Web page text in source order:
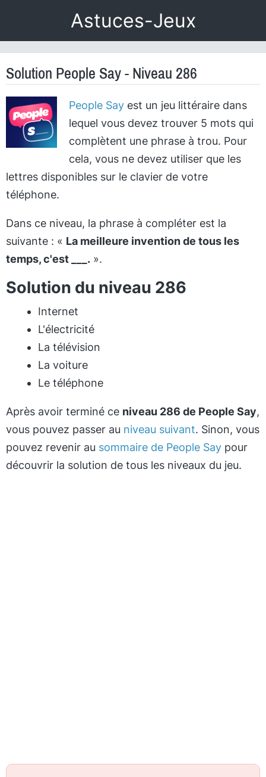
Astuces-Jeux
Solution People Say - Niveau 286
People Sayest un jeu littéraire dans
lequel vous devez trouver 5 mots qui
complètent une phrase à trou. Pour
cela, vous ne devez utiliser que les
lettres disponibles sur le clavier de votre
téléphone.
Dans ce niveau, la phrase à compléter est la
suivante : « La meilleure invention de tous les
temps, c'est ___. ».
Solution du niveau 286
Internet
L'électricité
La télévision
La voiture
Le téléphone
Après avoir terminé ce niveau 286 de People Say,
vous pouvez passer au niveau suivant. Sinon, vous
pouvez revenir au sommaire de People Say pour
découvrir la solution de tous les niveaux du jeu.